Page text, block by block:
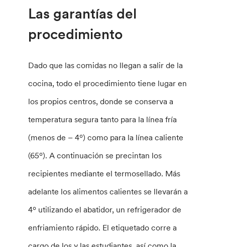
Las garantías del
procedimiento
Dado que las comidas no llegan a salir de la
cocina, todo el procedimiento tiene lugar en
los propios centros, donde se conserva a
temperatura segura tanto para la línea fría
(menos de – 4º) como para la línea caliente
(65º). A continuación se precintan los
recipientes mediante el termosellado. Más
adelante los alimentos calientes se llevarán a
4º utilizando el abatidor, un refrigerador de
enfriamiento rápido. El etiquetado corre a